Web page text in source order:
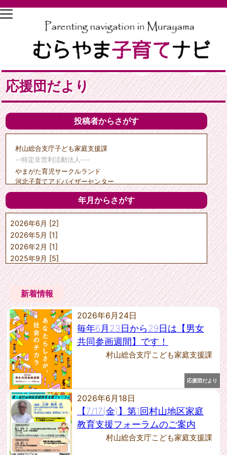
応援団だより
投稿者からさがす
村山総合支庁子ども家庭支援課
--特定非営利活動法人---
やまがた育児サークルランド
河北子育てアドバイザーセンター
子育て支援天の童
ポポーのひろば
---市町村---
山形市こども未来課
上山市子ども子育て課
天童市子育て支援課
寒河江市子育て推進課
村山市子育て支援課
東根市子育て健康課
尾花沢市福祉課
中山町健康福祉課
山辺町保健福祉課
河北町健康福祉課
西川町健康福祉課
朝日町健康福祉課
大江町健康福祉課
大石田町保健福祉課
村山教育事務所社会教育課
---任意団体---
村山教育事務所社会教育課
年月からさがす
2026年6月 [2]
2026年5月 [1]
2026年2月 [1]
2025年9月 [5]
2025年7月 [1]
2025年6月 [2]
2025年5月 [1]
2025年4月 [1]
2025年1月 [1]
2024年12月 [2]
2024年10月 [4]
2024年9月 [1]
2024年8月 [1]
2024年7月 [1]
2024年6月 [2]
2024年5月 [1]
2024年4月 [2]
2023年12月 [1]
2023年11月 [1]
2023年10月 [1]
新着情報
応援団だより
2026年6月24日
毎年6月23日から29日は【男女
共同参画週間】です！
村山総合支庁こども家庭支援課
2026年6月18日
【7/17(金)】第1回村山地区家庭
教育支援フォーラムのご案内
村山総合支庁こども家庭支援課